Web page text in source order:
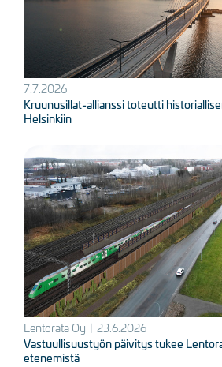
7.7.2026
Kruunusillat-allianssi toteutti
Helsinkiin
Kuva
Lentorata Oy | 23.6.2026
Vastuullisuustyön päivitys tukee
etenemistä